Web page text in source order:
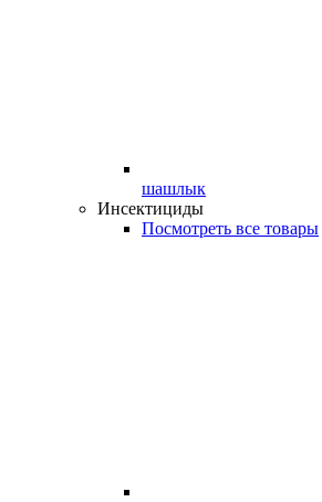
шашлык
Инсектициды
Посмотреть все товары